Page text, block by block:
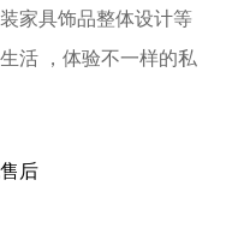
家具饰品整体设计等
活 ，体验不一样的私
后